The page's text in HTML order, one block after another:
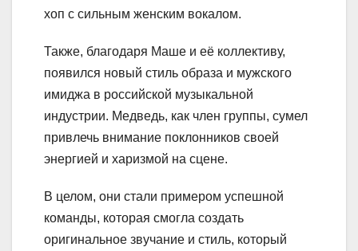
хоп с сильным женским вокалом.
Также, благодаря Маше и её коллективу,
появился новый стиль образа и мужского
имиджа в российской музыкальной
индустрии. Медведь, как член группы, сумел
привлечь внимание поклонников своей
энергией и харизмой на сцене.
В целом, они стали примером успешной
команды, которая смогла создать
оригинальное звучание и стиль, который